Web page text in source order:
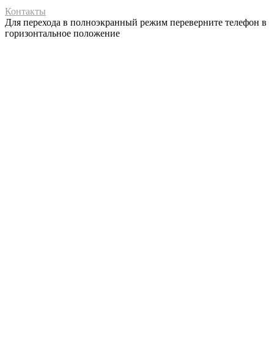
Контакты
Для перехода в полноэкранный режим переверните телефон в
горизонтальное положение